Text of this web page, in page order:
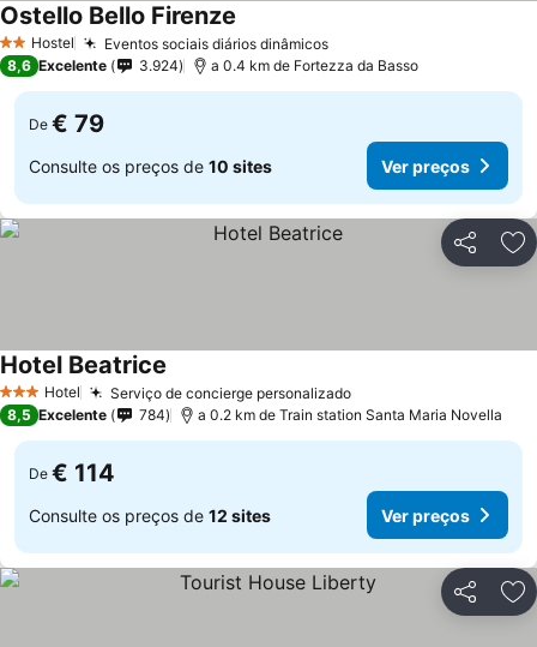
2 Estrelas
Hostel Eventos sociais diários dinâmicosVer preços
Ostello Bello Firenze
8,6 Excelente 3.924 a 0.4 km de Fortezza da Basso
De € 79
Consulte os preços de 10 sites Ver preços
Partilhar
3 EstrelasHotel Serviço de concierge personalizadoVer preços
Hotel Beatrice
8,5 Excelente 784 a 0.2 km de Train station Santa Maria Novella
De € 114
Consulte os preços de 12 sites Ver preços
Partilhar